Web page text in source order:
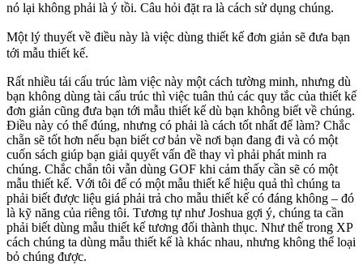
nó lại không phải là ý tồi. Câu hỏi đặt ra là cách sử dụng chúng.
Một lý thuyết về điều này là việc dùng thiết kế đơn giản sẽ đưa bạn
tới mẫu thiết kế.
Rất nhiều tái cấu trúc làm việc này một cách tường minh, nhưng dù
bạn không dùng tài cấu trúc thì việc tuân thủ các quy tắc của thiết kế
đơn giản cũng đưa bạn tới mẫu thiết kế dù bạn không biết về chúng.
Điều này có thể đúng, nhưng có phải là cách tốt nhất để làm? Chắc
chẵn sẽ tốt hơn nếu bạn biết cơ bản về nơi bạn đang đi và có một
cuốn sách giúp bạn giải quyết vấn đề thay vì phải phát minh ra
chúng. Chắc chắn tôi vẫn dùng GOF khi cảm thấy cần sẽ có một
mẫu thiết kế. Với tôi để có một mẫu thiết kế hiệu quả thì chúng ta
phải biết được liệu giá phải trả cho mẫu thiết kế có đáng không – đó
là kỹ năng của riêng tôi. Tương tự như Joshua gợi ý, chúng ta cần
phải biết dùng mẫu thiết kế tương đối thành thục. Như thế trong XP
cách chúng ta dùng mẫu thiết kế là khác nhau, nhưng không thể loại
bỏ chúng được.